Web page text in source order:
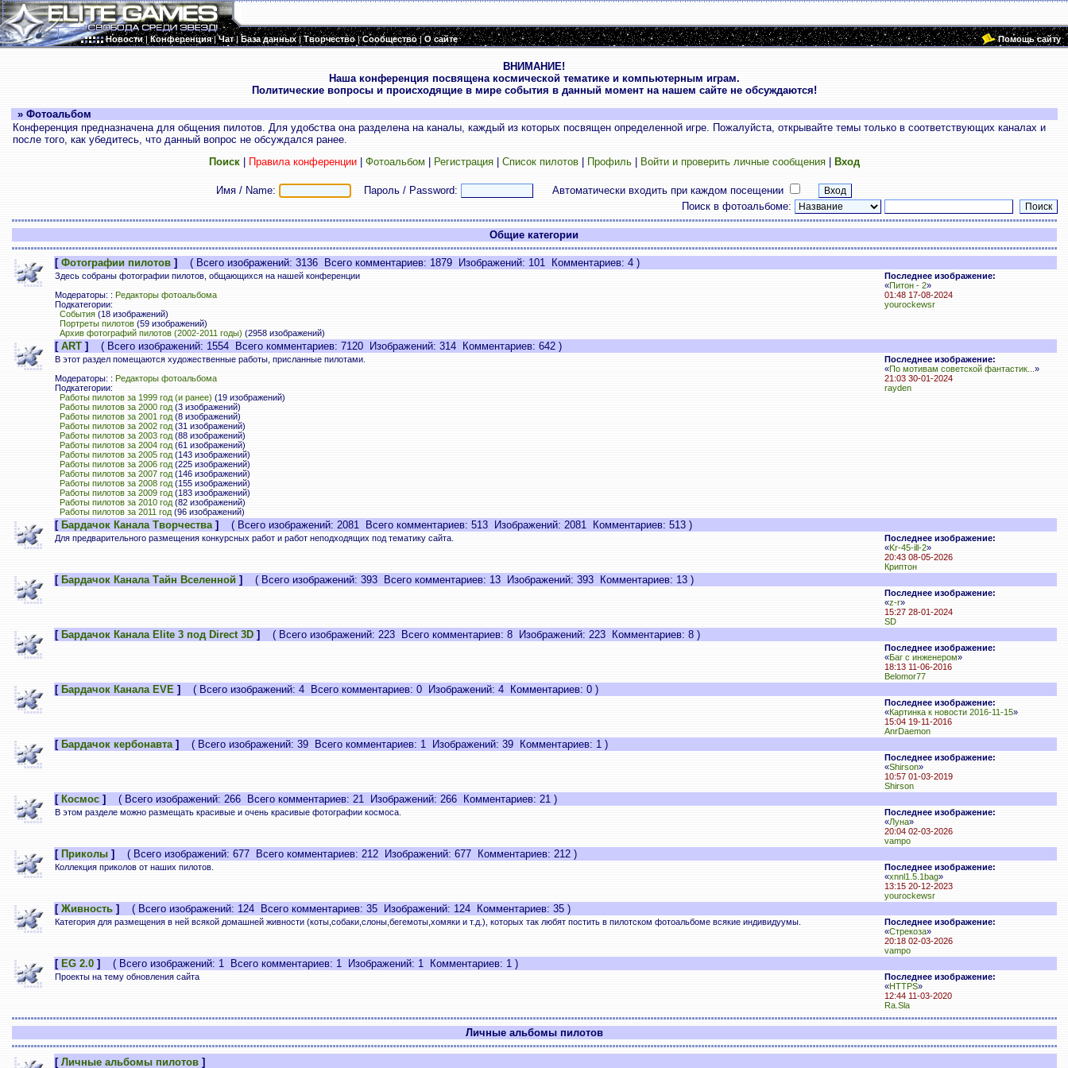
Новости|Конференция|Чат|База данных|Творчество|Сообщество|О сайте Помощь сайту
ВНИМАНИЕ!
Наша конференция посвящена космической тематике и компьютерным играм.
Политические вопросы и происходящие в мире события в данный момент на нашем сайте не обсуждаются!
» Фотоальбом
Конференция предназначена для общения пилотов. Для удобства она разделена на каналы, каждый из которых посвящен определенной игре. Пожалуйста, открывайте темы только в соответствующих каналах и
после того, как убедитесь, что данный вопрос не обсуждался ранее.
Поиск| Правила конференции| Фотоальбом Регистрация| Список пилотов| Профиль| Войти и проверить личные сообщения| Вход
Имя / Name: Пароль / Password:
Автоматически входить при каждом посещении
Поиск в фотоальбоме:
Общие категории
[ Фотографии пилотов] ( Всего изображений: 3136 Всего комментариев: 1879 Изображений: 101 Комментариев: 4 )
Здесь собраны фотографии пилотов, общающихся на нашей конференции
Модераторы: : Редакторы фотоальбома
Подкатегории:
События(18 изображений)
Портреты пилотов(59 изображений)
Архив фотографий пилотов (2002-2011 годы) (2958 изображений)
Последнее изображение:
«Питон - 2»
01:48 17-08-2024
yourockewsr
[ ART] ( Всего изображений: 1554 Всего комментариев: 7120 Изображений: 314 Комментариев: 642 )
В этот раздел помещаются художественные работы, присланные пилотами.
Модераторы: : Редакторы фотоальбома
Подкатегории:
Работы пилотов за 1999 год (и ранее) (19 изображений)
Работы пилотов за 2000 год(3 изображений)
Работы пилотов за 2001 год(8 изображений)
Работы пилотов за 2002 год(31 изображений)
Работы пилотов за 2003 год(88 изображений)
Работы пилотов за 2004 год(61 изображений)
Работы пилотов за 2005 год(143 изображений)
Работы пилотов за 2006 год(225 изображений)
Работы пилотов за 2007 год(146 изображений)
Работы пилотов за 2008 год(155 изображений)
Работы пилотов за 2009 год(183 изображений)
Работы пилотов за 2010 год(82 изображений)
Работы пилотов за 2011 год(96 изображений)
Последнее изображение:
«По мотивам советской фантастик... »
21:03 30-01-2024
rayden
[ Бардачок Канала Творчества] ( Всего изображений: 2081 Всего комментариев: 513 Изображений: 2081 Комментариев: 513 )
Для предварительного размещения конкурсных работ и работ неподходящих под тематику сайта.
Последнее изображение:
«Kr-45-ill-2»
20:43 08-05-2026
Криптон
[ Бардачок Канала Тайн Вселенной] ( Всего изображений: 393 Всего комментариев: 13 Изображений: 393 Комментариев: 13 )
Последнее изображение:
«z-r»
15:27 28-01-2024
SD
[ Бардачок Канала Elite 3 под Direct 3D] ( Всего изображений: 223 Всего комментариев: 8 Изображений: 223 Комментариев: 8 )
Последнее изображение:
«Баг с инженером»
18:13 11-06-2016
Belomor77
[ Бардачок Канала EVE] ( Всего изображений: 4 Всего комментариев: 0 Изображений: 4 Комментариев: 0 )
Последнее изображение:
«Картинка к новости 2016-11-15»
15:04 19-11-2016
AnrDaemon
[ Бардачок кербонавта] ( Всего изображений: 39 Всего комментариев: 1 Изображений: 39 Комментариев: 1 )
Последнее изображение:
«Shirson»
10:57 01-03-2019
Shirson
[ Космос] ( Всего изображений: 266 Всего комментариев: 21 Изображений: 266 Комментариев: 21 )
В этом разделе можно размещать красивые и очень красивые фотографии космоса.
Последнее изображение:
«Луна»
20:04 02-03-2026
vampo
[ Приколы] ( Всего изображений: 677 Всего комментариев: 212 Изображений: 677 Комментариев: 212 )
Коллекция приколов от наших пилотов.
Последнее изображение:
«xnnl1.5.1bag»
13:15 20-12-2023
yourockewsr
[ Живность] ( Всего изображений: 124 Всего комментариев: 35 Изображений: 124 Комментариев: 35 )
Категория для размещения в ней всякой домашней живности (коты,собаки,слоны,бегемоты,хомяки и т.д.), которых так любят постить в пилотском фотоальбоме всякие индивидуумы.
Последнее изображение:
«Стрекоза»
20:18 02-03-2026
vampo
[ EG 2.0] ( Всего изображений: 1 Всего комментариев: 1 Изображений: 1 Комментариев: 1 )
Проекты на тему обновления сайта
Последнее изображение:
«HTTPS»
12:44 11-03-2020
Ra.Sla
Личные альбомы пилотов
[ Личные альбомы пилотов]